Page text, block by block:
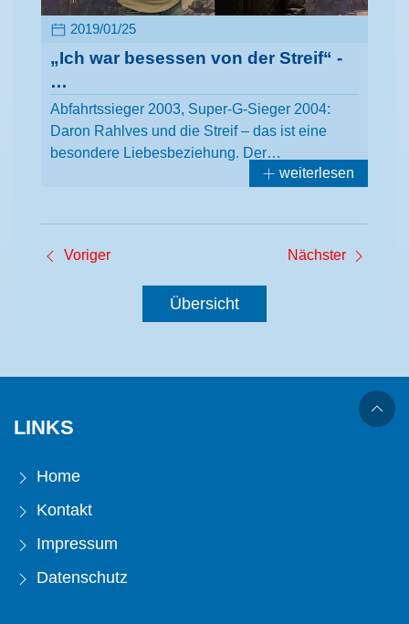
2019/01/25
„Ich war besessen von der Streif“ -
…
Abfahrtssieger 2003, Super-G-Sieger 2004:
Daron Rahlves und die Streif – das ist eine
besondere Liebesbeziehung. Der…
weiterlesen
Voriger Nächster
Übersicht
LINKS
Home
Kontakt
Impressum
Datenschutz